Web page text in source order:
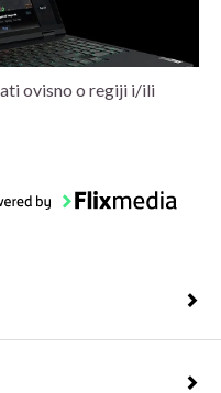
ovisno o regiji i/ili